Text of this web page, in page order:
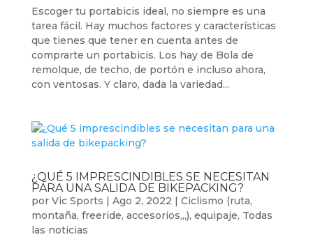
Escoger tu portabicis ideal, no siempre es una
tarea fácil. Hay muchos factores y características
que tienes que tener en cuenta antes de
comprarte un portabicis. Los hay de Bola de
remolque, de techo, de portón e incluso ahora,
con ventosas. Y claro, dada la variedad...
¿QUÉ 5 IMPRESCINDIBLES SE NECESITAN
PARA UNA SALIDA DE BIKEPACKING?
por Vic Sports | Ago 2, 2022 | Ciclismo (ruta,
montaña, freeride, accesorios,,,), equipaje, Todas
las noticias